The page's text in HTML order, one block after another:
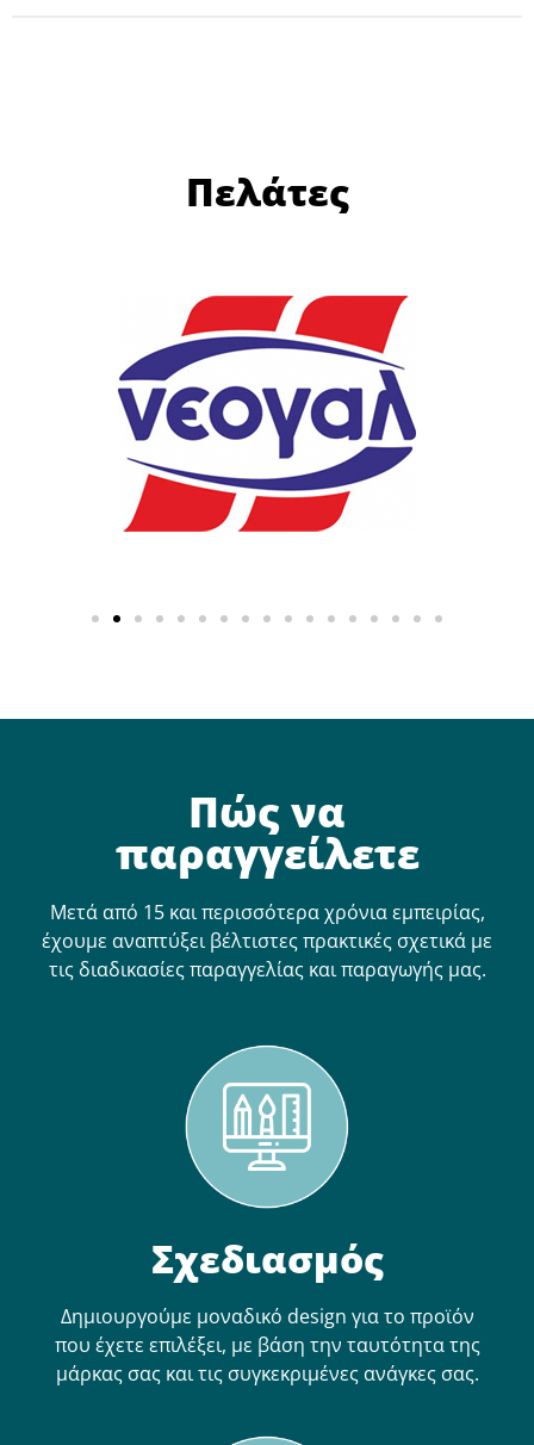
Πελάτες
Πώς να
παραγγείλετε
Μετά από 15 και περισσότερα χρόνια εμπειρίας,
έχουμε αναπτύξει βέλτιστες πρακτικές σχετικά με
τις διαδικασίες παραγγελίας και παραγωγής μας.
Σχεδιασμός
Δημιουργούμε μοναδικό design για το προϊόν
που έχετε επιλέξει, με βάση την ταυτότητα της
μάρκας σας και τις συγκεκριμένες ανάγκες σας.